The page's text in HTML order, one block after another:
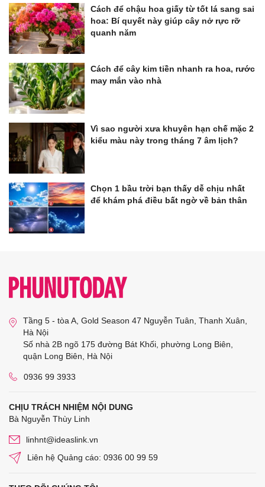
Cách để chậu hoa giấy từ tốt lá sang sai
hoa: Bí quyết này giúp cây nở rực rỡ
quanh năm
Cách để cây kim tiền nhanh ra hoa, rước
may mắn vào nhà
Vì sao người xưa khuyên hạn chế mặc 2
kiểu màu này trong tháng 7 âm lịch?
Chọn 1 bầu trời bạn thấy dễ chịu nhất
để khám phá điều bất ngờ về bản thân
Tầng 5 - tòa A, Gold Season 47 Nguyễn Tuân, Thanh Xuân,
Hà Nội
Số nhà 2B ngõ 175 đường Bát Khối, phường Long Biên,
quận Long Biên, Hà Nội
0936 99 3933
CHỊU TRÁCH NHIỆM NỘI DUNG
Bà Nguyễn Thùy Linh
linhnt@ideaslink.vn
Liên hệ Quảng cáo: 0936 00 99 59